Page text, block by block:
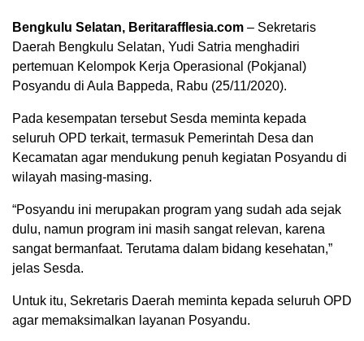
Bengkulu Selatan, Beritarafflesia.com – Sekretaris
Daerah Bengkulu Selatan, Yudi Satria menghadiri
pertemuan Kelompok Kerja Operasional (Pokjanal)
Posyandu di Aula Bappeda, Rabu (25/11/2020).
Pada kesempatan tersebut Sesda meminta kepada
seluruh OPD terkait, termasuk Pemerintah Desa dan
Kecamatan agar mendukung penuh kegiatan Posyandu di
wilayah masing-masing.
“Posyandu ini merupakan program yang sudah ada sejak
dulu, namun program ini masih sangat relevan, karena
sangat bermanfaat. Terutama dalam bidang kesehatan,”
jelas Sesda.
Untuk itu, Sekretaris Daerah meminta kepada seluruh OPD
agar memaksimalkan layanan Posyandu.